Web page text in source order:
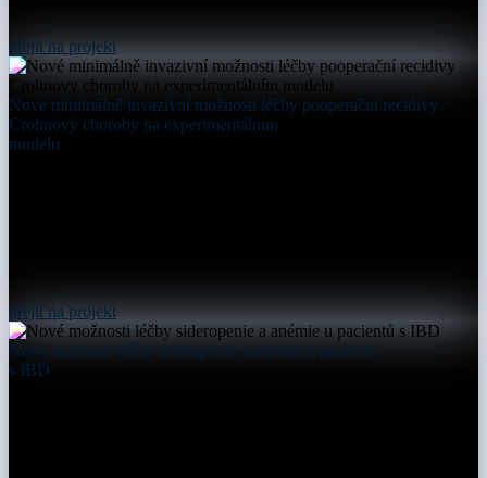
přejít na projekt
Nové minimálně invazivní možnosti léčby pooperační recidivy
Crohnovy choroby na experimentálním
modelu
přejít na projekt
Nové možnosti léčby sideropenie a anémie u pacientů
s IBD